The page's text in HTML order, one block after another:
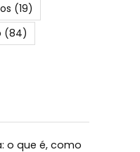
(19)
(84)
o que é, como